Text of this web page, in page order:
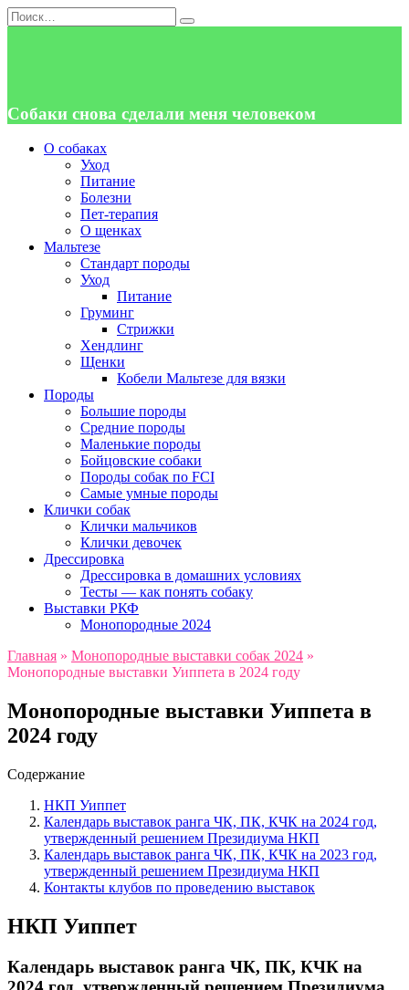
Перейти
к
Search
for:
Собаки снова сделали меня человеком
О собаках
Уход
Питание
Болезни
Пет-терапия
О щенках
Мальтезе
Стандарт породы
Уход
Питание
Груминг
Стрижки
Хендлинг
Щенки
Кобели Мальтезе для вязки
Породы
Большие породы
Средние породы
Маленькие породы
Бойцовские собаки
Породы собак по FCI
Самые умные породы
Клички собак
Клички мальчиков
Клички девочек
Дрессировка
Дрессировка в домашних условиях
Тесты — как понять собаку
Выставки РКФ
Монопородные 2024
Главная » Монопородные выставки собак 2024 »
Монопородные выставки Уиппета в 2024 году
Монопородные выставки Уиппета в
2024 году
Содержание
НКП Уиппет
Календарь выставок ранга ЧК, ПК, КЧК на 2024 год,
утвержденный решением Президиума НКП
Календарь выставок ранга ЧК, ПК, КЧК на 2023 год,
утвержденный решением Президиума НКП
Контакты клубов по проведению выставок
НКП Уиппет
Календарь выставок ранга ЧК, ПК, КЧК на